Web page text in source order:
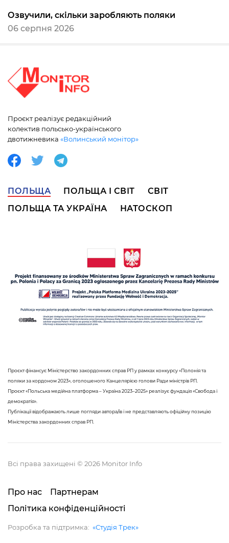
Озвучили, скільки заробляють поляки
06 серпня 2026
Проєкт реалізує редакційний
колектив польсько-українського
двотижневика «Волинський монітор»
ПОЛЬЩА ПОЛЬЩА І СВІТ
СВІТ
ПОЛЬЩА ТА УКРАЇНА
НАТОСКОП
Проєкт фінансує Міністерство закордонних справ РП у рамках конкурсу «Полонія та
поляки за кордоном 2023», оголошеного Канцелярією голови Ради міністрів РП.
Проєкт «Польська медійна платформа – Україна 2023–2025» реалізує фундація «Свобода і
демократія».
Публікації відображають лише погляди автора/ів і не представляють офіційну позицію
Міністерства закордонних справ РП.
Всі права захищені © 2026 Monitor Info
Про нас
Партнерам
Політика конфіденційності
Розробка та підтримка: «Студія Трек»